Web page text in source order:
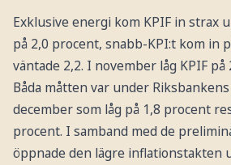
Exklusive energi kom KPIF in strax
på 2,0 procent, snabb-KPI:t kom in
väntade 2,2. I november låg KPIF på
Båda måtten var under
december som låg på 1,8 procent
procent. I samband med de
öppnade den lägre inflationstakten